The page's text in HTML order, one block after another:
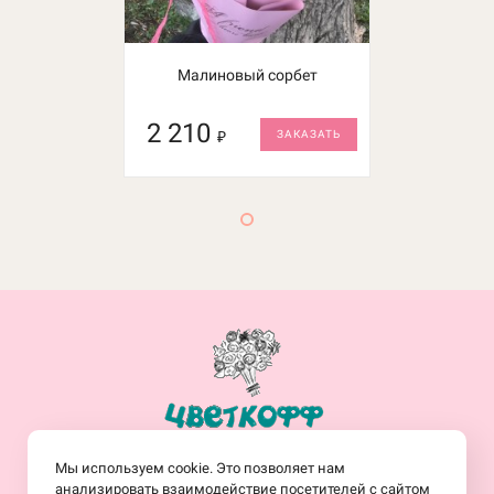
Малиновый сорбет
2 210 ₽ ЗАКАЗАТЬ
Заказать обратный звонок
Мы используем cookie. Это позволяет нам
анализировать взаимодействие посетителей с сайтом